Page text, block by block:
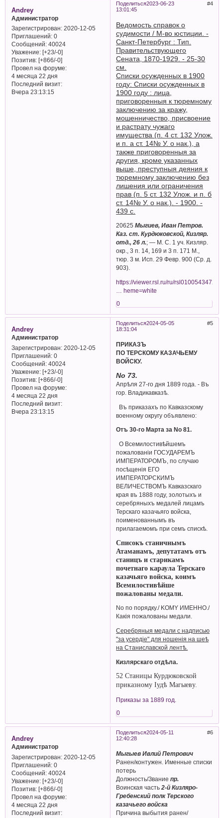
Поделиться 4
2023-06-23
13:01:45
Andrey
Администратор
Зарегистрирован: 2020-12-05
Приглашений:0
Сообщений:40024
Уважение: [+23/-0]
Позитив: [+866/-0]
Провел на форуме:
4 месяца 22 дня
Последний визит:
Вчера 23:13:15
Ведомость справок о
судимости / М-во юстиции. -
Санкт-Петербург : Тип.
Правительствующего
Сената, 1870-1929. - 25-30
см.
Списки осужденных в 1900
году: Списки осужденных в
1900 году : лица,
приговоренныя к тюремному
заключению за кражу,
мошенничество, присвоение
и растрату чужаго
имущества (п. 4 ст. 132 Улож.
и п. а ст. 14№ У. о нак.), а
также приговоренныя за
другия, кроме указанных
выше, преступныя деяния к
тюремному заключению без
лишения или ограничения
прав (п. 5 ст. 132 Улож. и п. б
ст. 14№ У. о нак.). - 1900. -
439 с.
20625Мыгиев, Иван Петров.
Каз. ст. Курдюковской, Кизляр.
отд., 26 л.; — М. С. 1 уч. Кизляр.
окр., 3 п. 14, 169 и 3 п. 171 М.,
тюр. 3 м. Исп. 29 Февр. 900 (Ср. д.
903).
https://viewer.rsl.ru/ru/rsl01005434724
… heme=white
0
Поделиться 5
2024-05-05
18:31:04
Andrey
Администратор
Зарегистрирован: 2020-12-05
Приглашений:0
Сообщений:40024
Уважение: [+23/-0]
Позитив: [+866/-0]
Провел на форуме:
4 месяца 22 дня
Последний визит:
Вчера 23:13:15
ПРИКАЗЪ
ПО ТЕРСКОМУ КАЗАЧЬЕМУ
ВОЙСКУ.
No 73.
Апрѣля 27-го дня 1889 года. - Въ
гор. Владикавказѣ.
Въ приказахъ по Кавказскому
военному округу объявлено:
Отъ 30-го Марта за No 81.
О Всемилостивѣйшемъ
пожалованіи ГОСУДАРЕМЪ
ИМПЕРАТОРОМЪ, по случаю
посѣщенія ЕГО
ИМПЕРАТОРСКИМЪ
ВЕЛИЧЕСТВОМЪ Кавказскаго
края въ 1888 году, золотыхъ и
серебряныхъ медалей лицамъ
Терскаго казачьяго войска,
поименованнымъ въ
прилагаемомъ при семъ спискѣ.
Списокъ станичнымъ
Атаманамъ, депутатамъ отъ
станицъ и старикамъ
почетнаго караула Терскаго
казачьяго войска, коимъ
Всемилостивѣйше
пожалованы медали.
No по порядку./ KOMY ИМЕННО./
Какія пожалованы медали.
Серебряныя медали с надписью
"за усердіе" для ношенія на шеѣ
на Станиславской лентѣ.
Кизлярскаго отдѣла.
52 Станицы Курдюковской
приказному Іудѣ Магыеву.
Приказы за 1889 год.
0
Поделиться 6
2024-05-11
12:40:28
Andrey
Администратор
Зарегистрирован: 2020-12-05
Приглашений:0
Сообщений:40024
Уважение: [+23/-0]
Позитив: [+866/-0]
Провел на форуме:
4 месяца 22 дня
Последний визит:
Мыгыев Ивлий Петрович
Ранен/контужен. Именные списки
потерь
Должность/Званиепр.
Воинская часть2-й Кизляро-
Гребенский полк Терского
казачьего войска
Причина выбытия ранен/